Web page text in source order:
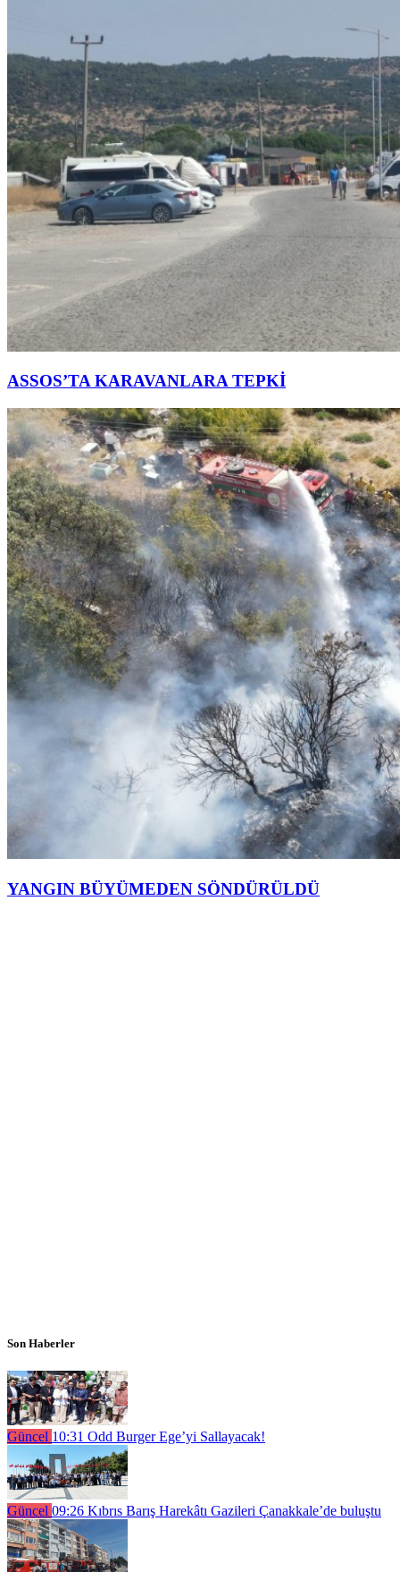
ASSOS’TA KARAVANLARA TEPKİ
YANGIN BÜYÜMEDEN SÖNDÜRÜLDÜ
Son Haberler
Güncel 10:31 Odd Burger Ege’yi Sallayacak!
Güncel 09:26 Kıbrıs Barış Harekâtı Gazileri Çanakkale’de buluştu